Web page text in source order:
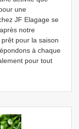
une
JF Elagage se
notre
pour la saison
à chaque
pour tout